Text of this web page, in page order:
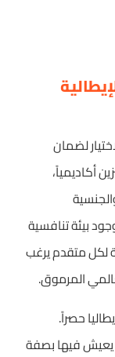
لضمان
أكاديمياً،
بيئة تنافسية
لكل متقدم يرغب
المرموق.
حصراً.
يعيش فيها بصفة